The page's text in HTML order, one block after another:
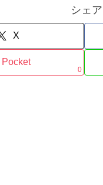
シェ
X
Pocket
0